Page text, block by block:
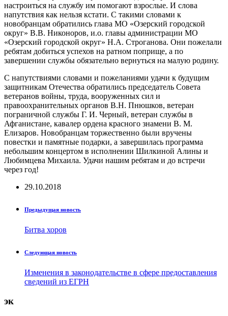
настроиться на службу им помогают взрослые. И слова
напутствия как нельзя кстати. С такими словами к
новобранцам обратились глава МО «Озерский городской
округ» В.В. Никоноров, и.о. главы администрации МО
«Озерский городской округ» Н.А. Строганова. Они пожелали
ребятам добиться успехов на ратном поприще, а по
завершении службы обязательно вернуться на малую родину.
С напутствиями словами и пожеланиями удачи к будущим
защитникам Отечества обратились председатель Совета
ветеранов войны, труда, вооруженных сил и
правоохранительных органов В.Н. Пнюшков, ветеран
пограничной службы Г. И. Черный, ветеран службы в
Афганистане, кавалер ордена красного знамени В. М.
Елизаров. Новобранцам торжественно были вручены
повестки и памятные подарки, а завершилась программа
небольшим концертом в исполнении Шилкиной Алины и
Любимцева Михаила. Удачи нашим ребятам и до встречи
через год!
29.10.2018
Предыдущая новость
Битва хоров
Следующая новость
Изменения в законодательстве в сфере предоставления
сведений из ЕГРН
эк